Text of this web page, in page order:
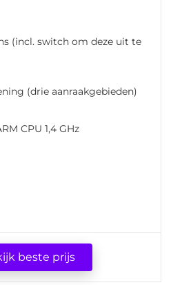
(incl. switch om deze uit te
(drie aanraakgebieden)
CPU 1,4 GHz
beste prijs